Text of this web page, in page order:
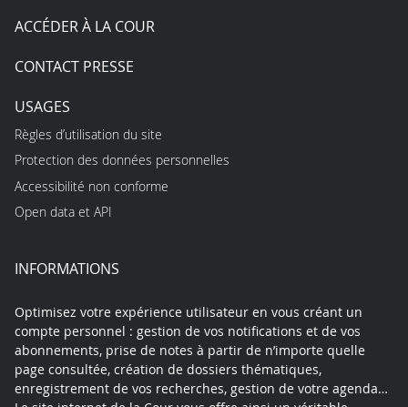
ACCÉDER À LA COUR
CONTACT PRESSE
USAGES
Règles d’utilisation du site
Protection des données personnelles
Accessibilité non conforme
Open data et API
INFORMATIONS
Optimisez votre expérience utilisateur en vous créant un
compte personnel : gestion de vos notifications et de vos
abonnements, prise de notes à partir de n’importe quelle
page consultée, création de dossiers thématiques,
enregistrement de vos recherches, gestion de votre agenda…